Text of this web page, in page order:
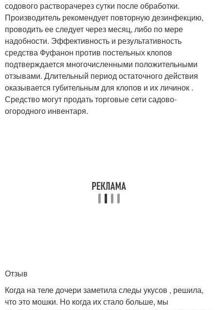
содового растворачерез сутки после обработки.
Производитель рекомендует повторную дезинфекцию,
проводить ее следует через месяц, либо по мере
надобности. Эффективность и результативность
средства Фуфанон против постельных клопов
подтверждается многочисленными положительными
отзывами. Длительный период остаточного действия
оказывается губительным для клопов и их личинок .
Средство могут продать торговые сети садово-
огородного инвентаря.
Отзыв
Когда на теле дочери заметила следы укусов , решила,
что это мошки. Но когда их стало больше, мы